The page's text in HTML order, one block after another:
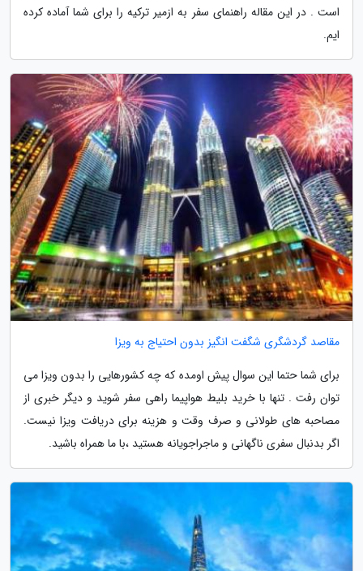
است . در این مقاله راهنمای سفر به ازمیر ترکیه را برای شما آماده کرده
ایم.
مقاصد گردشگری شگفت انگیز بدون احتیاج به ویزا
برای شما حتما این سوال پیش اومده که چه کشورهایی را بدون ویزا می
توان رفت . تنها با خرید بلیط هواپیما راهی سفر شوید و دیگر خبری از
مصاحبه های طولانی و صرف وقت و هزینه برای دریافت ویزا نیست.
اگر بدنبال سفری ناگهانی و ماجراجویانه هستید ،با ما همراه باشید.